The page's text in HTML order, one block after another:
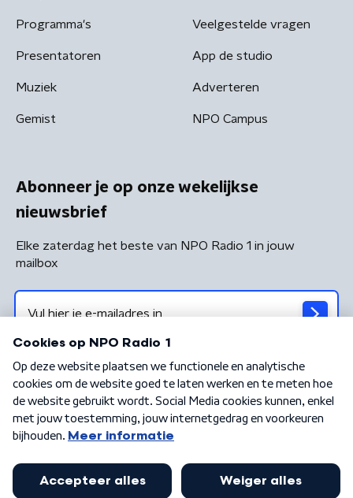
Programma's
Presentatoren
Muziek
Gemist
Veelgestelde vragen
App de studio
Adverteren
NPO Campus
Abonneer je op onze wekelijkse
nieuwsbrief
Elke zaterdag het beste van NPO Radio 1 in jouw
mailbox
Algemene voorwaarden